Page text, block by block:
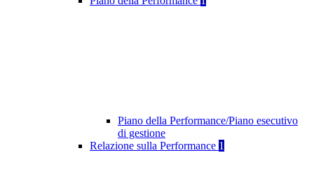
Piano della Performance/Piano esecutivo
di gestione
Relazione sulla Performance 1